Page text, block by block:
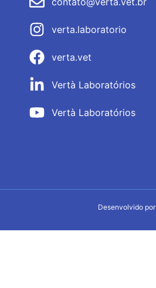
verta.laboratorio
verta.vet
Vertà Laboratórios
Vertà Laboratórios
Desenvolvido por